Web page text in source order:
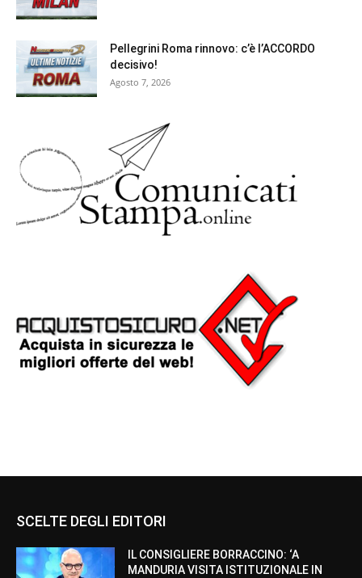
Pellegrini Roma rinnovo: c’è l’ACCORDO
decisivo!
Agosto 7, 2026
SCELTE DEGLI EDITORI
IL CONSIGLIERE BORRACCINO: ‘A
MANDURIA VISITA ISTITUZIONALE IN